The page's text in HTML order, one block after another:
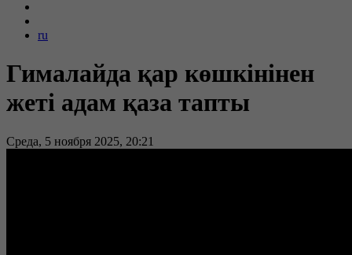
ru
Гималайда қар көшкінінен
жеті адам қаза тапты
Среда, 5 ноября 2025, 20:21